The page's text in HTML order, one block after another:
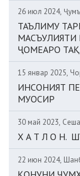
26 июл 2024,
ТАЪЛИМУ
МАСЪУЛИЯТИ
ҶОМЕАРО
15 январ 2025,
ИНСОНИЯТ
МУОСИР
30 май 2023,
Х А Т Л О Н.
22 июн 2024,